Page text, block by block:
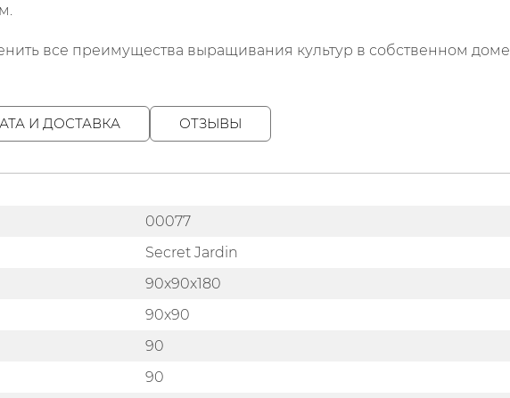
все преимущества выращивания культур в собственном доме.
И ДОСТАВКА ОТЗЫВЫ
00077
Secret Jardin
90x90х180
90х90
90
90